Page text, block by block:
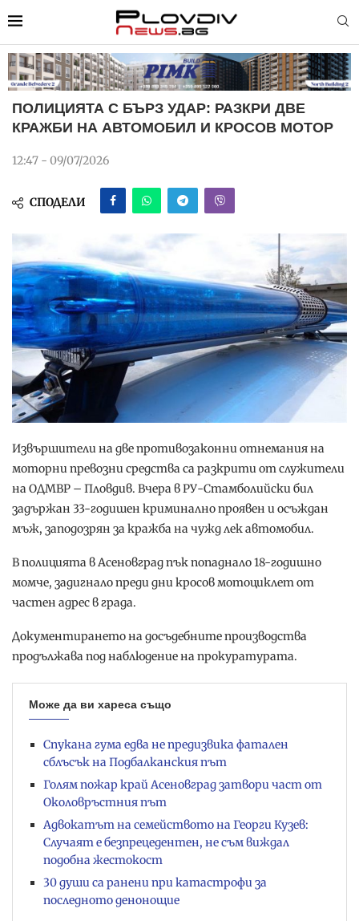
ПОЛИЦИЯТА С БЪРЗ УДАР: РАЗКРИ ДВЕ
КРАЖБИ НА АВТОМОБИЛ И КРОСОВ МОТОР
12:47 - 09/07/2026
СПОДЕЛИ
Извършители на две противозаконни отнемания на
моторни превозни средства са разкрити от служители
на ОДМВР – Пловдив. Вчера в РУ-Стамболийски бил
задържан 33-годишен криминално проявен и осъждан
мъж, заподозрян за кражба на чужд лек автомобил.
В полицията в Асеновград пък попаднало 18-годишно
момче, задигнало преди дни кросов мотоциклет от
частен адрес в града.
Документирането на досъдебните производства
продължава под наблюдение на прокуратурата.
Може да ви хареса също
Спукана гума едва не предизвика фатален
сблъсък на Подбалканския път
Голям пожар край Асеновград затвори част от
Околовръстния път
Адвокатът на семейството на Георги Кузев:
Случаят е безпрецедентен, не съм виждал
подобна жестокост
30 души са ранени при катастрофи за
последното денонощие